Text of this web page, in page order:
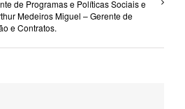
de Programas e Políticas Sociais e
Medeiros Miguel – Gerente de
e Contratos.